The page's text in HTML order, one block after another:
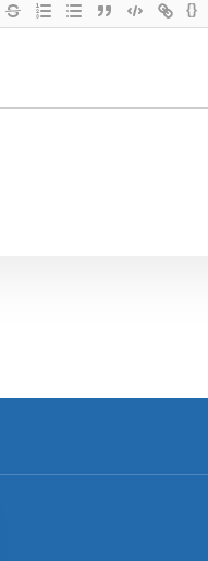
{}